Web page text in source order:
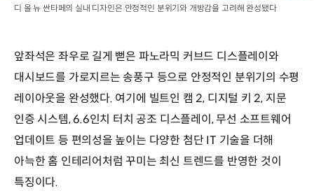
디 올 뉴 싼타페의 실내 디자인은 안정적인 분위기와 개방감을 고려해 완성됐다
앞좌석은 좌우로 길게 뻗은 파노라믹 커브드 디스플레이와
대시보드를 가로지르는 송풍구 등으로 안정적인 분위기의 수평
레이아웃을 완성했다. 여기에 빌트인 캠 2, 디지털 키 2, 지문
인증 시스템, 6.6인치 터치 공조 디스플레이, 무선 소프트웨어
업데이트 등 편의성을 높이는 다양한 첨단 IT 기술을 더해
아늑한 홈 인테리어처럼 꾸미는 최신 트렌드를 반영한 것이
특징이다.